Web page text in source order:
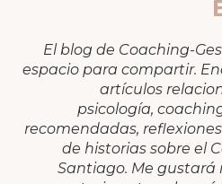
El blog de Coaching-
espacio para compartir.
artículos
psicología,
recomendadas,
de historias sobre el
Santiago. Me gustará